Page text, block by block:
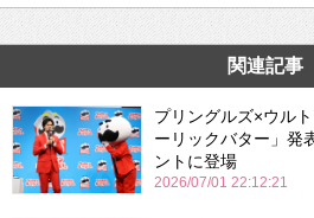
関連記事
プリングルズ×ウル
ーリックバター」
ントに登場
2026/07/01 22:12:21